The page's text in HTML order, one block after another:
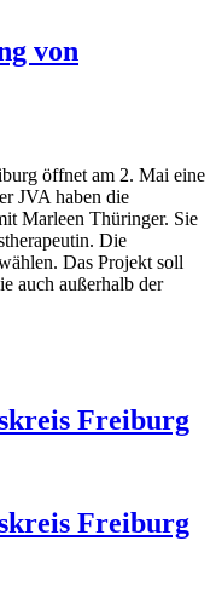
von
öffnet am 2. Mai eine
JVA haben die
Marleen Thüringer. Sie
Die
Das Projekt soll
auch außerhalb der
Freiburg
Freiburg